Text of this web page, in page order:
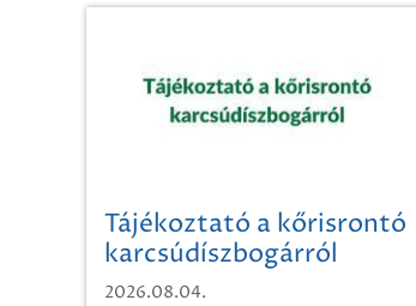
Tájékoztató a kőrisrontó
karcsúdíszbogárról
2026.08.04.